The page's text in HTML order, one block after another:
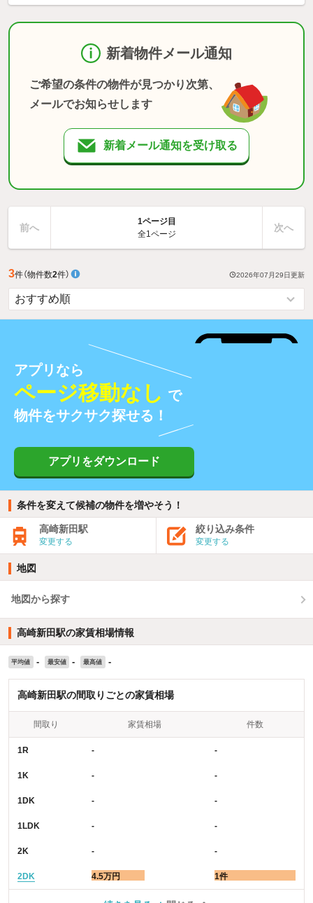
新着物件メール通知
ご希望の条件の物件が見つかり次第、
メールでお知らせします
新着メール通知を受け取る
前へ
1ページ目
全1ページ
次へ
3件（物件数2件） 2026年07月29日更新
アプリなら
ページ移動なし で
物件をサクサク探せる！
アプリをダウンロード
条件を変えて候補の物件を増やそう！
高崎新田駅
変更する
絞り込み条件
変更する
地図
地図から探す
高崎新田駅の家賃相場情報
平均値 - 最安値 - 最高値 -
高崎新田駅の間取りごとの家賃相場
間取り 家賃相場 件数
1R - -
1K - -
1DK - -
1LDK - -
2K - -
2DK 4.5万円 1件